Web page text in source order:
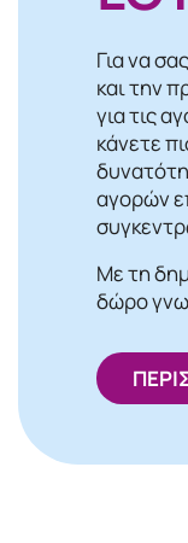
Για να
και την
για τις
κάνετε
αγορών
Με τη
δώρο